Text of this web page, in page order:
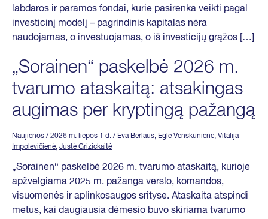
labdaros ir paramos fondai, kurie pasirenka veikti pagal
investicinį modelį – pagrindinis kapitalas nėra
naudojamas, o investuojamas, o iš investicijų grąžos […]
„Sorainen“ paskelbė 2026 m.
tvarumo ataskaitą: atsakingas
augimas per kryptingą pažangą
Naujienos / 2026 m. liepos 1 d. / Eva Berlaus, Eglė Venskūnienė, Vitalija
Impolevičienė, Justė Grizickaitė
„Sorainen“ paskelbė 2026 m. tvarumo ataskaitą, kurioje
apžvelgiama 2025 m. pažanga verslo, komandos,
visuomenės ir aplinkosaugos srityse. Ataskaita atspindi
metus, kai daugiausia dėmesio buvo skiriama tvarumo